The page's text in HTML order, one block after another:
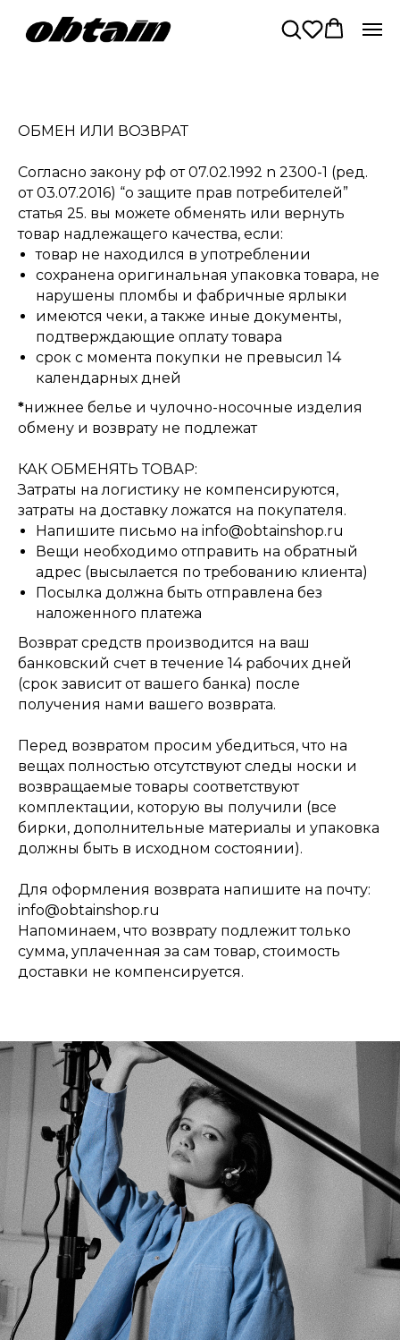
ОБМЕН ИЛИ ВОЗВРАТ
Согласно закону рф от 07.02.1992 n 2300-1 (ред.
от 03.07.2016) “о защите прав потребителей”
статья 25. вы можете обменять или вернуть
товар надлежащего качества, если:
товар не находился в употреблении
сохранена оригинальная упаковка товара, не
нарушены пломбы и фабричные ярлыки
имеются чеки, а также иные документы,
подтверждающие оплату товара
срок с момента покупки не превысил 14
календарных дней
*нижнее белье и чулочно-носочные изделия
обмену и возврату не подлежат
КАК ОБМЕНЯТЬ ТОВАР:
Затраты на логистику не компенсируются,
затраты на доставку ложатся на покупателя.
Напишите письмо на info@obtainshop.ru
Вещи необходимо отправить на обратный
адрес (высылается по требованию клиента)
Посылка должна быть отправлена без
наложенного платежа
Возврат средств производится на ваш
банковский счет в течение 14 рабочих дней
(срок зависит от вашего банка) после
получения нами вашего возврата.
Перед возвратом просим убедиться, что на
вещах полностью отсутствуют следы носки и
возвращаемые товары соответствуют
комплектации, которую вы получили (все
бирки, дополнительные материалы и упаковка
должны быть в исходном состоянии).
Для оформления возврата напишите на почту:
info@obtainshop.ru
Напоминаем, что возврату подлежит только
сумма, уплаченная за сам товар, стоимость
доставки не компенсируется.